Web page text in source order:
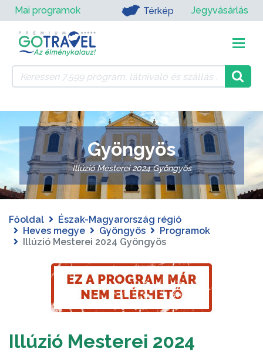
Mai programok Térkép Jegyvásárlás
Gyöngyös
Illúzió Mesterei 2024 Gyöngyös
Főoldal
Észak-Magyarország régió
Heves megye
Gyöngyös
Programok
Illúzió Mesterei 2024 Gyöngyös
Illúzió Mesterei 2024